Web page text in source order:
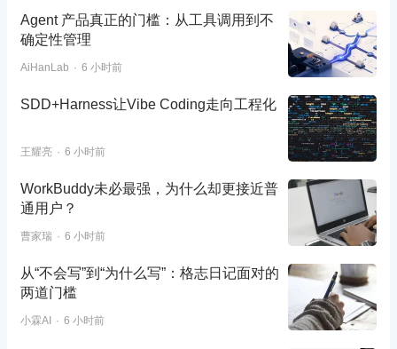
Agent 产品真正的门槛：从工具调用到不
确定性管理
AiHanLab 6 小时前
SDD+Harness让Vibe Coding走向工程化
王耀亮 6 小时前
WorkBuddy未必最强，为什么却更接近普
通用户？
曹家瑞 6 小时前
从“不会写”到“为什么写”：格志日记面对的
两道门槛
小霖AI 6 小时前